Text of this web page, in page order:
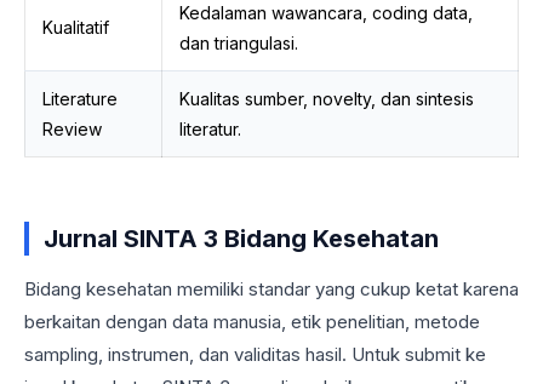
Kualitatif
Kedalaman wawancara, coding data,
dan triangulasi.
Literature
Review
Kualitas sumber, novelty, dan sintesis
literatur.
Jurnal SINTA 3 Bidang Kesehatan
Bidang kesehatan memiliki standar yang cukup ketat karena
berkaitan dengan data manusia, etik penelitian, metode
sampling, instrumen, dan validitas hasil. Untuk submit ke